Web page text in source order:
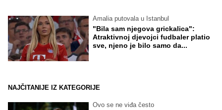
Amalia putovala u Istanbul
"Bila sam njegova grickalica":
Atraktivnoj djevojci fudbaler platio
sve, njeno je bilo samo da...
NAJČITANIJE IZ KATEGORIJE
Ovo se ne viđa često